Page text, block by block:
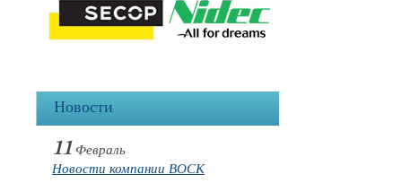
Новости
11 Февраль
Новости компании BOCK